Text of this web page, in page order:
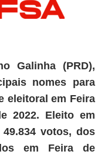
Galinha (PRD),
nomes para
eleitoral em Feira
2022. Eleito em
votos, dos
em Feira de